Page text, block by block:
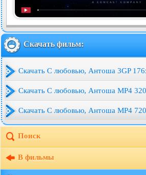
Скачать фильм:
Скачать С любовью, Антоша 3GP
Скачать С любовью, Антоша MP4
Скачать С любовью, Антоша MP4
Поиск
В фильмы